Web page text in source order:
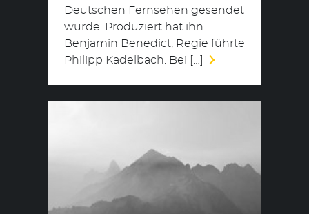
Deutschen Fernsehen gesendet
wurde. Produziert hat ihn
Benjamin Benedict, Regie führte
Philipp Kadelbach. Bei […]